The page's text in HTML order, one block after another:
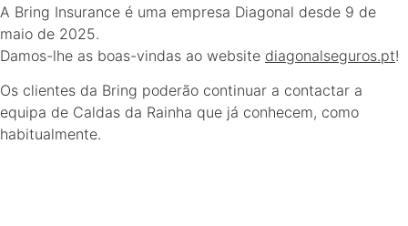
A Bring Insurance é uma empresa Diagonal desde 9 de
maio de 2025.
Damos-lhe as boas-vindas ao website diagonalseguros.pt!
Os clientes da Bring poderão continuar a contactar a
equipa de Caldas da Rainha que já conhecem, como
habitualmente.